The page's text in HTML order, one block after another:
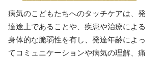
病気のこどもたちへのタッチケアは、発
達途上であることや、疾患や治療による
身体的な脆弱性を有し、発達年齢によっ
てコミュニケーションや病気の理解、痛